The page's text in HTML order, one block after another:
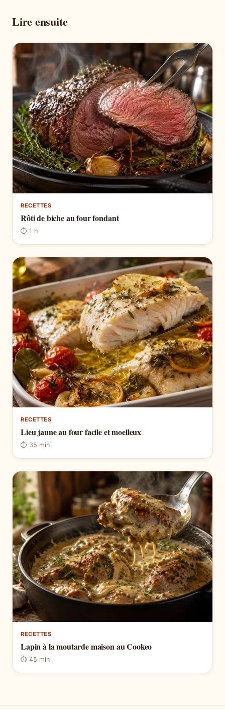
Lire ensuite
RECETTES
Rôti de biche au four fondant
⏱ 1 h
RECETTES
Lieu jaune au four facile et moelleux
⏱ 35 min
RECETTES
Lapin à la moutarde maison au Cookeo
⏱ 45 min